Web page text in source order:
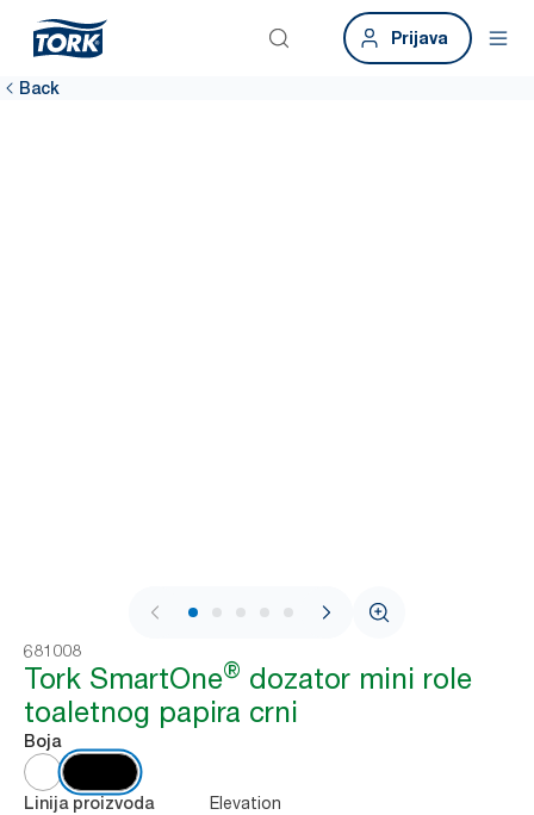
Prijava
Back
1 / 9
681008
Tork SmartOne® dozator mini role
toaletnog papira crni
Boja
Linija proizvoda Elevation